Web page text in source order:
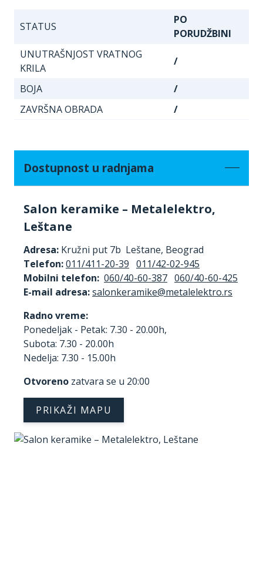
STATUS
PO
PORUDŽBINI
UNUTRAŠNJOST VRATNOG
KRILA
/
BOJA
/
ZAVRŠNA OBRADA
/
Dostupnost u radnjama
Salon keramike – Metalelektro,
Leštane
Adresa: Kružni put 7b Leštane, Beograd
Telefon:011/411-20-39 011/42-02-945
Mobilni telefon: 060/40-60-387 060/40-60-425
E-mail adresa:
Radno vreme:
Ponedeljak - Petak: 7.30 - 20.00h,
Subota: 7.30 - 20.00h
Nedelja: 7.30 - 15.00h
Otvoreno zatvara se u 20:00
PRIKAŽI MAPU